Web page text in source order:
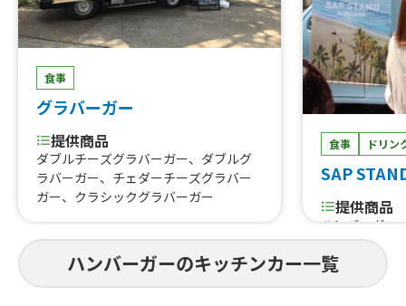
食事
グラバーガー
提供商品
ダブルチーズグラバーガー、ダブルグ
ラバーガー、チェダーチーズグラバー
ガー、クラシックグラバーガー
食事 ドリン
SAP
提供商品
ハンバーガー
ハンバーガーのキッチンカー一覧